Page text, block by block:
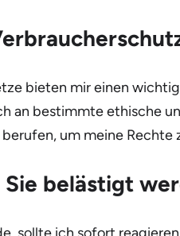
bieten mir einen
an bestimmte ethische
um meine Rechte
belästigt